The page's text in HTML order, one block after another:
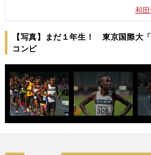
和
【写真】まだ１年生！ 東京国際大
コンビ